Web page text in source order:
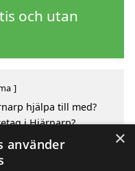
och utan
hjälpa till med?
i Hjärnarp?
i Hjärnarp
i de omgivande
×
använder